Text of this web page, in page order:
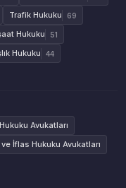
Trafik Hukuku 69
Hukuku 51
Hukuku 44
Avukatları
İflas Hukuku Avukatları